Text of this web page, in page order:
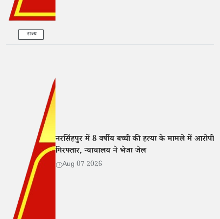
राज्य
नरसिंहपुर में 8 वर्षीय बच्ची की हत्या के मामले में आरोपी
गिरफ्तार, न्यायालय ने भेजा जेल
Aug 07 2026